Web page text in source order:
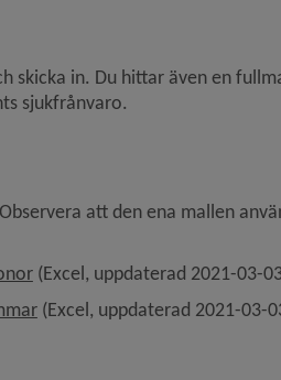
in. Du hittar även en
sjukfrånvaro.
att den ena mallen
, 13.2 kB, öppnas i nytt fönster.
(Excel, uppdaterad 2021-03-
, 13.2 kB, öppnas i nytt fönster.
(Excel, uppdaterad 2021-03-